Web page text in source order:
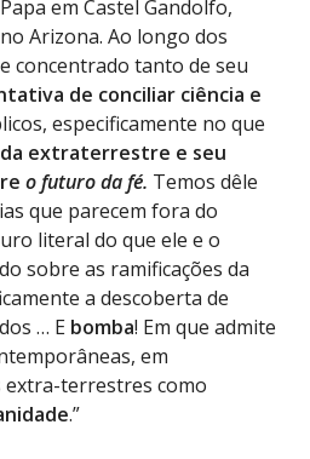
em Castel Gandolfo,
Arizona. Ao longo dos
concentrado tanto de seu
de conciliar ciência e
especificamente no que
extraterrestre e seu
o futuro da fé. Temos dêle
que parecem fora do
literal do que ele e o
sobre as ramificações da
a descoberta de
… E bomba! Em que admite
em
extra-terrestres como
.”